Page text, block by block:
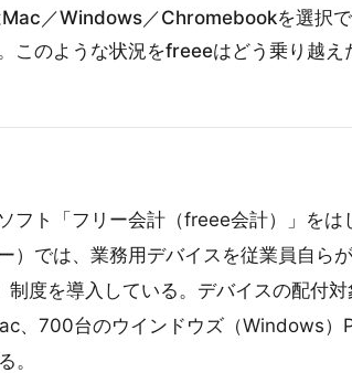
／Windows／Chromebookを選択
このような状況をfreeeはどう乗り越え
フト「フリー会計（freee会計）」をは
）では、業務用デバイスを従業員自ら
度を導入している。デバイスの配付
、700台のウインドウズ（Windows）
。